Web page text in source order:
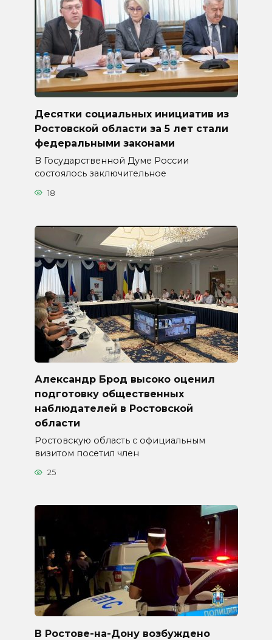
Десятки социальных инициатив из
Ростовской области за 5 лет стали
федеральными законами
В Государственной Думе России
состоялось заключительное
18
Александр Брод высоко оценил
подготовку общественных
наблюдателей в Ростовской
области
Ростовскую область с официальным
визитом посетил член
25
В Ростове-на-Дону возбуждено